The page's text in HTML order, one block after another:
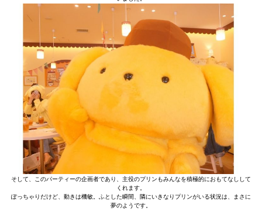
そして、このパーティーの企画者であり、主役のプリンもみんなを積極的におもてなしして
くれます。
ぽっちゃりだけど、動きは機敏。ふとした瞬間、隣にいきなりプリンがいる状況は、まさに
夢のようです。